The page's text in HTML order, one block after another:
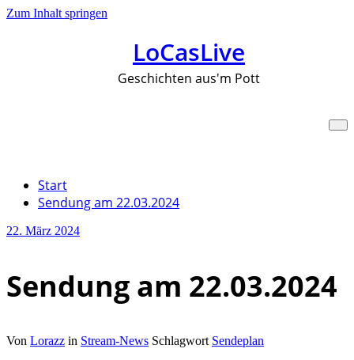
Zum Inhalt springen
LoCasLive
Geschichten aus'm Pott
Start
Sendung am 22.03.2024
22. März 2024
Sendung am 22.03.2024
Von Lorazz in Stream-News Schlagwort Sendeplan